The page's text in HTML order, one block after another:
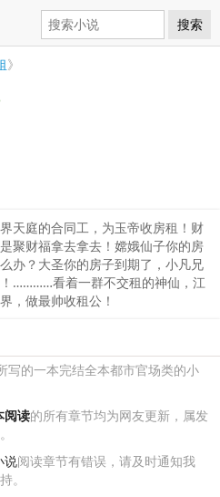
搜索
》
天庭的合同工，为玉帝收房租！财
聚财福拿去拿去！嫦娥仙子你的房
办？大圣你的房子到期了，小凡兄
…………看着一群不交租的神仙，江
，做最帅收租公！
写的一本完结全本都市官场类的小
阅读的所有章节均为网友更新，属发
说阅读章节有错误，请及时通知我
。